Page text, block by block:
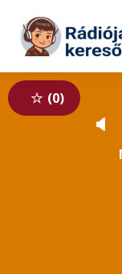
Tovább a
0
🔈